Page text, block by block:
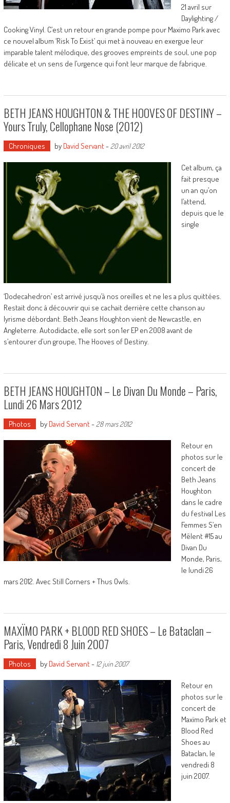
21 avril sur
Daylighting /
Cooking Vinyl. C’est un retour en grande pompe pour Maximo Park avec
ce nouvel album ‘Risk To Exist’ qui met à nouveau en exergue leur
imparable talent mélodique, des grooves empreints de soul, une pop
délicate et un sens de l’urgence qui font leur marque de fabrique.
BETH JEANS HOUGHTON & THE HOOVES OF DESTINY –
Yours Truly, Cellophane Nose (2012)
Chroniques by David Servant- 20 avril 2012
Cet album, ça
fait presque
un an qu’on
l’attend,
depuis que le
single
‘Dodecahedron’ est arrivé jusqu’à nos oreilles et ne les a plus quittées.
Restait donc à découvrir qui se cachait derrière cette chanson au
lyrisme débordant. Beth Jeans Houghton vient de Newcastle, en
Angleterre. Autodidacte, elle sort son 1er EP en 2008 avant de
s’entourer d’un groupe, The Hooves of Destiny.
BETH JEANS HOUGHTON – Le Divan Du Monde – Paris,
Lundi 26 Mars 2012
Photos by David Servant- 28 mars 2012
Retour en
photos sur le
concert de
Beth Jeans
Houghton
dans le cadre
du festival Les
Femmes S’en
Mêlent #15 au
Divan Du
Monde, Paris,
le lundi 26
mars 2012. Avec Still Corners + Thus Owls.
MAXÏMO PARK + BLOOD RED SHOES – Le Bataclan –
Paris, Vendredi 8 Juin 2007
Photos by David Servant- 12 juin 2007
Retour en
photos sur le
concert de
Maxïmo Park et
Blood Red
Shoes au
Bataclan, le
vendredi 8
juin 2007.